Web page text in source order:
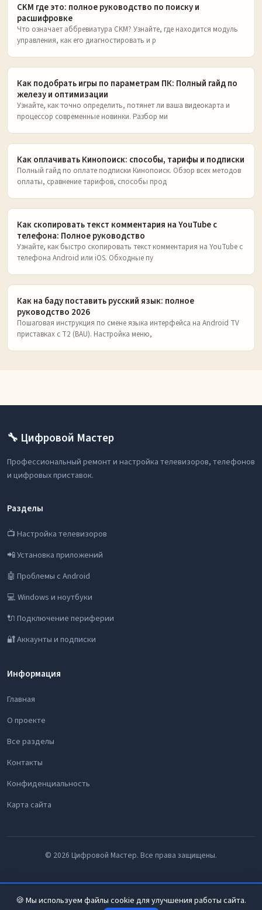
CKM где это: полное руководство по поиску и
расшифровке
Что означает аббревиатура CKM? Узнайте, где находится модуль
управления, как его диагностировать и р
Как подобрать игры по параметрам ПК: Полный гайд по
железу и оптимизации
Узнайте, как точно определить, потянет ли ваша видеокарта и
процессор современные новинки. Разбор ми
Как оплачивать Кинопоиск: способы, тарифы и подписки
Полный гайд по оплате подписки Кинопоиск. Обзор всех методов
оплаты, сравнение тарифов, способы прод
Как скопировать текст комментария на YouTube с
телефона: Полное руководство
Узнайте, как быстро скопировать текст комментария на YouTube с
телефона Android или iOS. Обходные пу
Как на баду поставить русский язык: полное
руководство 2026
Пошаговая инструкция по смене языка интерфейса на Android TV
приставках с T2 (BAU). Настройка меню,
🔧 Цифровой Мастер
Профессиональный ремонт и настройка телевизоров, телефонов
и цифровых приставок.
Разделы
📺 Настройка телевизоров
📲 Установка приложений
🤖 Проблемы с Android
💻 Windows и ноутбуки
🔌 Подключение периферии
🔐 Аккаунты и подписки
Информация
Главная
О проекте
Все разделы
Контакты
Конфиденциальность
Карта сайта
© 2026 Цифровой Мастер. Все права защищены.
🍪 Мы используем файлы cookie для улучшения работы сайта.